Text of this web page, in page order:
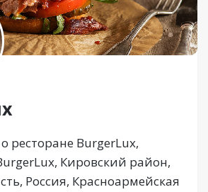
ресторане BurgerLux,
Кировский район,
Россия, Красноармейская